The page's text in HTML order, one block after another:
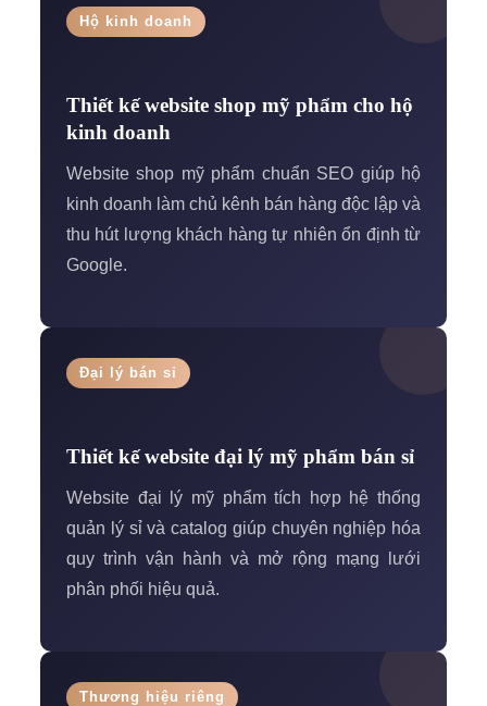
Hộ kinh doanh
Thiết kế website shop mỹ phẩm cho hộ
kinh doanh
Website shop mỹ phẩm chuẩn SEO giúp hộ
kinh doanh làm chủ kênh bán hàng độc lập và
thu hút lượng khách hàng tự nhiên ổn định từ
Google.
Đại lý bán sỉ
Thiết kế website đại lý mỹ phẩm bán sỉ
Website đại lý mỹ phẩm tích hợp hệ thống
quản lý sỉ và catalog giúp chuyên nghiệp hóa
quy trình vận hành và mở rộng mạng lưới
phân phối hiệu quả.
Thương hiệu riêng